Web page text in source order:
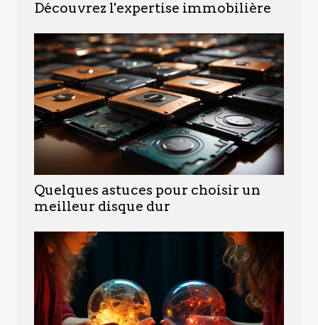
Découvrez l'expertise immobilière
Quelques astuces pour choisir un
meilleur disque dur